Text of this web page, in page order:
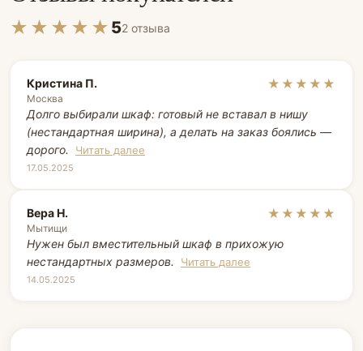
★★★★★ 52 отзыва
Кристина П.
Москва
★★★★★
Долго выбирали шкаф: готовый не вставал в нишу
(нестандартная ширина), а делать на заказ боялись —
дорого.
Читать далее
17.05.2025
Вера Н.
Мытищи
★★★★★
Нужен был вместительный шкаф в прихожую
нестандартных размеров.
Читать далее
14.05.2025